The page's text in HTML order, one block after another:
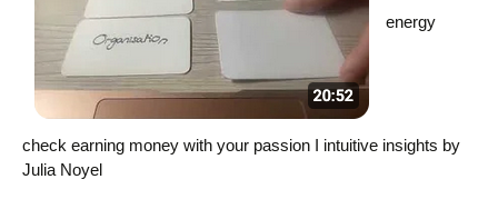
energy
check earning money with your passion I intuitive insights by
Julia Noyel